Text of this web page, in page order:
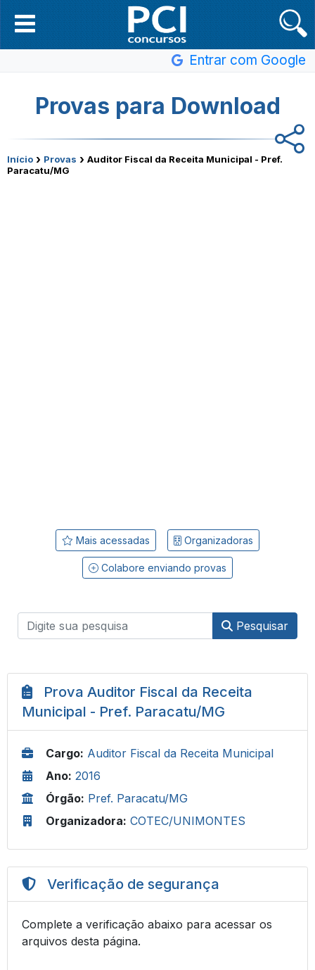
Entrar com Google
Provas para Download
Início › Provas › Auditor Fiscal da Receita Municipal - Pref.
Paracatu/MG
Mais acessadas Organizadoras
Colabore enviando provas
Pesquisar
Prova Auditor Fiscal da Receita
Municipal - Pref. Paracatu/MG
Cargo: Auditor Fiscal da Receita Municipal
Ano: 2016
Órgão: Pref. Paracatu/MG
Organizadora: COTEC/UNIMONTES
Verificação de segurança
Complete a verificação abaixo para acessar os
arquivos desta página.